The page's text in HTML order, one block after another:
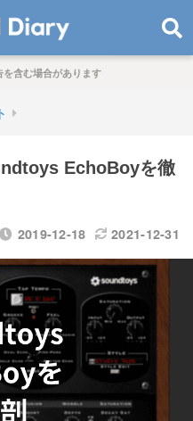
含む場合があります
EchoBoyを徹
2019-12-18 2021-12-31